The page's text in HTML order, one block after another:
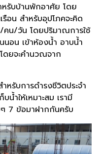
หรับบ้านพักอาศัย โดย
อน สำหรับอุปโภคจะคิด
น/วัน โดยปริมาณการใช้
นอน เข้าห้องน้ำ อาบน้ำ
ดยจะคำนวณจาก
หรับการดำรงชีวิตประจำ
น้ำให้เหมาะสม เรามี
7 ข้อมาฝากกันครับ